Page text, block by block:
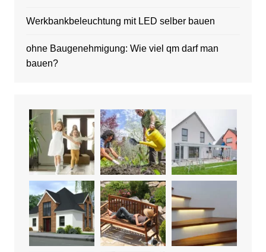
Werkbankbeleuchtung mit LED selber bauen
ohne Baugenehmigung: Wie viel qm darf man
bauen?